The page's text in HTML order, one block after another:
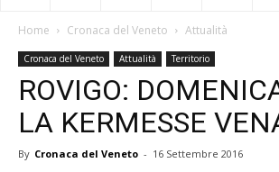
Veneto
Home Cronaca del Veneto Attualità
Cronaca del Veneto Attualità Territorio
ROVIGO:
LA KERMESSE
By Cronaca del Veneto - 16 Settembre 2016